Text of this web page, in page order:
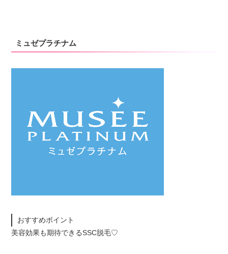
ミュゼプラチナム
おすすめポイント
美容効果も期待できるSSC脱毛♡